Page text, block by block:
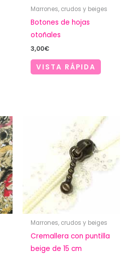
Marrones, crudos y beiges
Botones de hojas
otoñales
3,00€
VISTA RÁPIDA
Marrones, crudos y beiges
Cremallera con puntilla
beige de 15 cm